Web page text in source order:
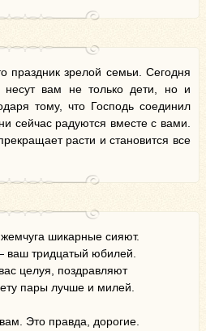
зрелой семьи. Сегодня
несут вам не только дети, но и
тому, что Господь соединил
сейчас радуются вместе с вами.
расти и становится все
шикарные сияют.
тридцатый юбилей.
целуя, поздравляют
пары лучше и милей.
Это правда, дорогие.